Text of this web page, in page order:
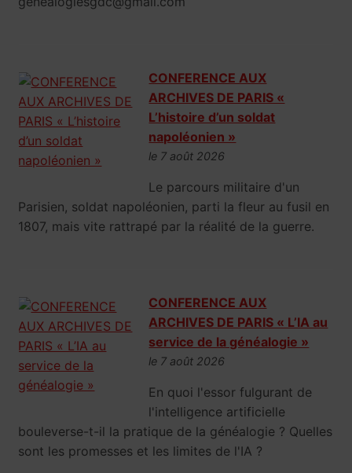
CONFERENCE AUX
ARCHIVES DE PARIS «
L’histoire d’un soldat
napoléonien »
le 7 août 2026
Le parcours militaire d'un
Parisien, soldat napoléonien, parti la fleur au fusil en
1807, mais vite rattrapé par la réalité de la guerre.
CONFERENCE AUX
ARCHIVES DE PARIS « L’IA au
service de la généalogie »
le 7 août 2026
En quoi l'essor fulgurant de
l'intelligence artificielle
bouleverse-t-il la pratique de la généalogie ? Quelles
sont les promesses et les limites de l'IA ?